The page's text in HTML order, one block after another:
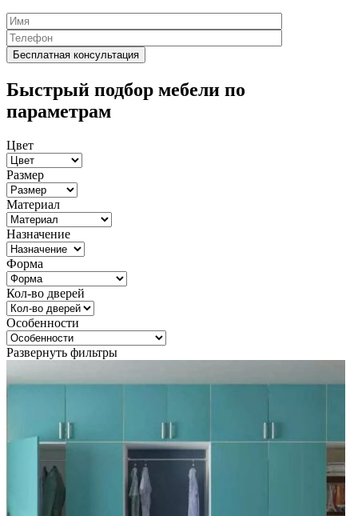
Быстрый подбор мебели по
параметрам
Цвет
Размер
Материал
Назначение
Форма
Кол-во дверей
Особенности
Развернуть фильтры